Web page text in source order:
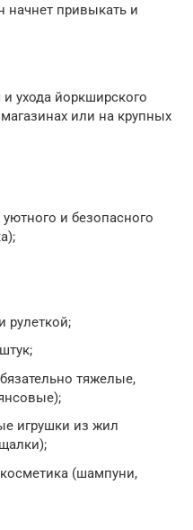
начнет привыкать и
ухода йоркширского
или на крупных
и безопасного
рулеткой;
тяжелые,
игрушки из жил
(шампуни,